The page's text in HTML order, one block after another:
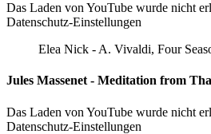
Das Laden von YouTube wurde nicht
Datenschutz-Einstellungen
Elea Nick - A. Vivaldi, Four
Jules Massenet - Meditation from
Das Laden von YouTube wurde nicht
Datenschutz-Einstellungen